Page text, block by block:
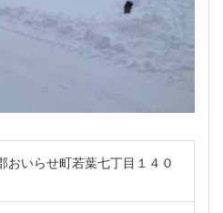
おいらせ町若葉七丁目１４０